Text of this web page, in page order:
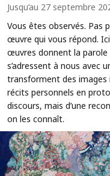
Jusqu’au 27 septembre
Vous êtes observés. Pas
œuvre qui vous répond.
œuvres donnent la parole
s’adressent à nous avec
transforment des images
récits personnels en
discours, mais d’une
on les connaît.